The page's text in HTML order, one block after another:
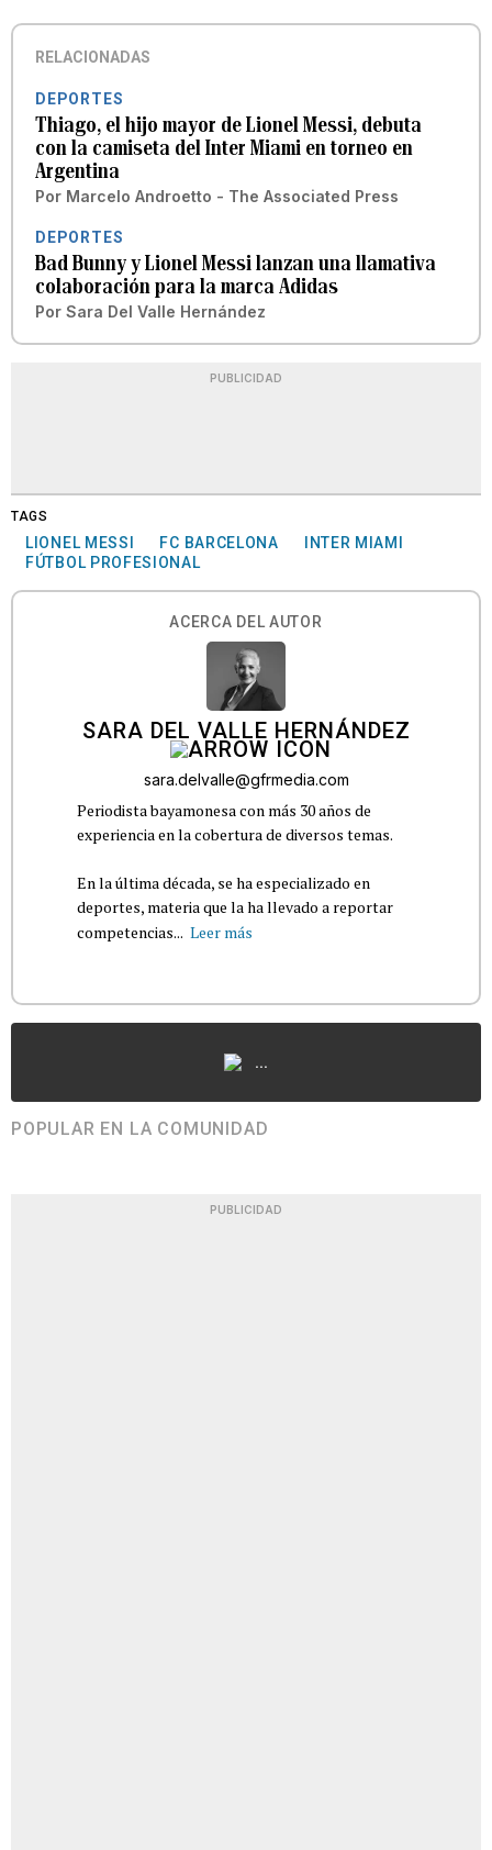
RELACIONADAS
DEPORTES
Thiago, el hijo mayor de Lionel Messi, debuta
con la camiseta del Inter Miami en torneo en
Argentina
Por Marcelo Androetto - The Associated Press
DEPORTES
Bad Bunny y Lionel Messi lanzan una llamativa
colaboración para la marca Adidas
Por Sara Del Valle Hernández
PUBLICIDAD
TAGS
LIONEL MESSI FC BARCELONA
INTER MIAMI
FÚTBOL PROFESIONAL
ACERCA DEL AUTOR
SARA DEL VALLE HERNÁNDEZ
sara.delvalle@gfrmedia.com
Periodista bayamonesa con más 30 años de
experiencia en la cobertura de diversos temas.
En la última década, se ha especializado en
deportes, materia que la ha llevado a reportar
competencias... Leer más
...
POPULAR EN LA COMUNIDAD
PUBLICIDAD